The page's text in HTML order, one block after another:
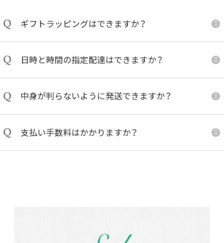
Q ギフトラッピングはできますか？
Q 日時と時間の指定配達はできますか？
Q 中身が判らないように発送できますか？
Q 支払い手数料はかかりますか？